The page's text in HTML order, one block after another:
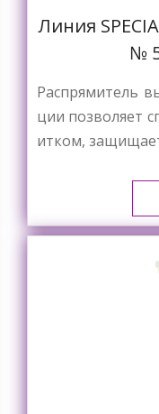
Линия
№
Распрямитель
ции позволяет
итком,